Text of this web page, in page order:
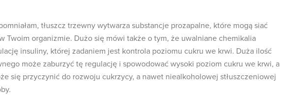
tłuszcz trzewny wytwarza substancje prozapalne, które mogą siać
Twoim organizmie. Dużo się mówi także o tym, że uwalniane chemikalia
insuliny, której zadaniem jest kontrola poziomu cukru we krwi. Duża ilość
może zaburzyć tę regulację i spowodować wysoki poziom cukru we krwi, a
się przyczynić do rozwoju cukrzycy, a nawet niealkoholowej stłuszczeniowej